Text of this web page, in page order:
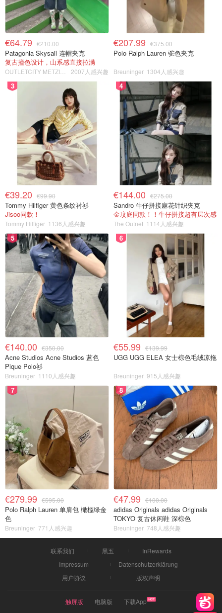
€64.79 €210.00
Patagonia Skysail 连帽夹克
复古撞色设计，山系感直接拉满
2007人感兴趣
€207.99 €375.00
Polo Ralph Lauren 驼色夹克
Breuninger 1304人感兴趣
3
€39.20 €99.90
Tommy Hilfiger 黄色条纹衬衫
Jisoo同款！
Tommy Hilfiger 1136人感兴趣
4
€144.00 €275.00
Sandro 牛仔拼接麻花针织夹克
金玟庭同款！！牛仔拼接超有层次感
The Outnet 1114人感兴趣
5
€140.00 €350.00
Acne Studios Acne Studios 蓝色
Pique Polo衫
Breuninger 1110人感兴趣
6
€55.99 €139.99
UGG UGG ELEA 女士棕色毛绒凉拖
Breuninger 915人感兴趣
7
€279.99 €595.00
Polo Ralph Lauren 单肩包 橄榄绿金
色
Breuninger 771人感兴趣
8
€47.99 €100.00
adidas Originals adidas Originals
TOKYO 复古休闲鞋 深棕色
Breuninger 748人感兴趣
联系我们 黑五
InRewards
Impressum
Datenschutzerklärung
用户协议
版权声明
触屏版 电脑版
下载App